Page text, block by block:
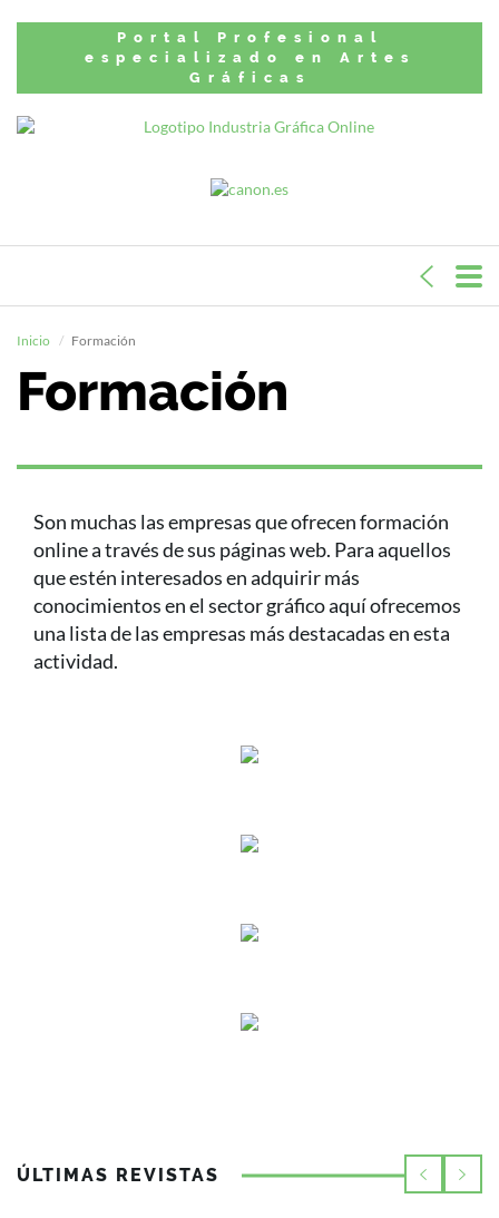
Portal Profesional
especializado en Artes
Gráficas
Inicio Formación
Formación
Son muchas las empresas que ofrecen formación
online a través de sus páginas web. Para aquellos
que estén interesados en adquirir más
conocimientos en el sector gráfico aquí ofrecemos
una lista de las empresas más destacadas en esta
actividad.
ÚLTIMAS REVISTAS